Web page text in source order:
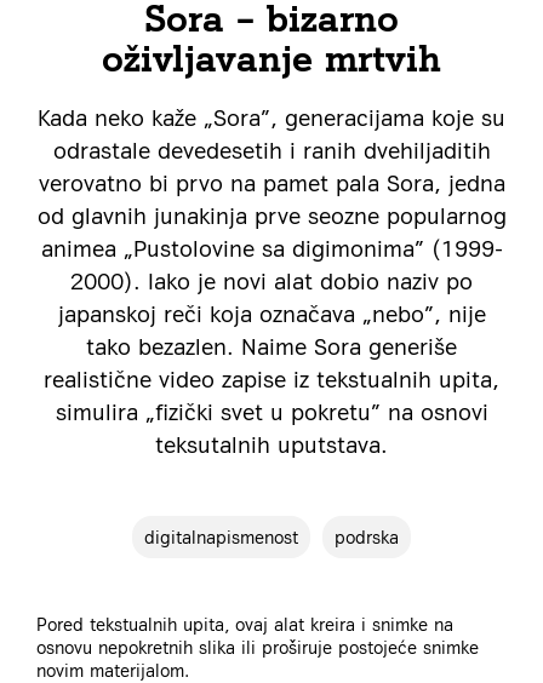
Sora – bizarno
oživljavanje mrtvih
Kada neko kaže „Sora”, generacijama koje su
odrastale devedesetih i ranih dvehiljaditih
verovatno bi prvo na pamet pala Sora, jedna
od glavnih junakinja prve seozne popularnog
animea „Pustolovine sa digimonima” (1999-
2000). Iako je novi alat dobio naziv po
japanskoj reči koja označava „nebo”, nije
tako bezazlen. Naime Sora generiše
realistične video zapise iz tekstualnih upita,
simulira „fizički svet u pokretu” na osnovi
teksutalnih uputstava.
digitalnapismenost podrska
Pored tekstualnih upita, ovaj alat kreira i snimke na
osnovu nepokretnih slika ili proširuje postojeće snimke
novim materijalom.